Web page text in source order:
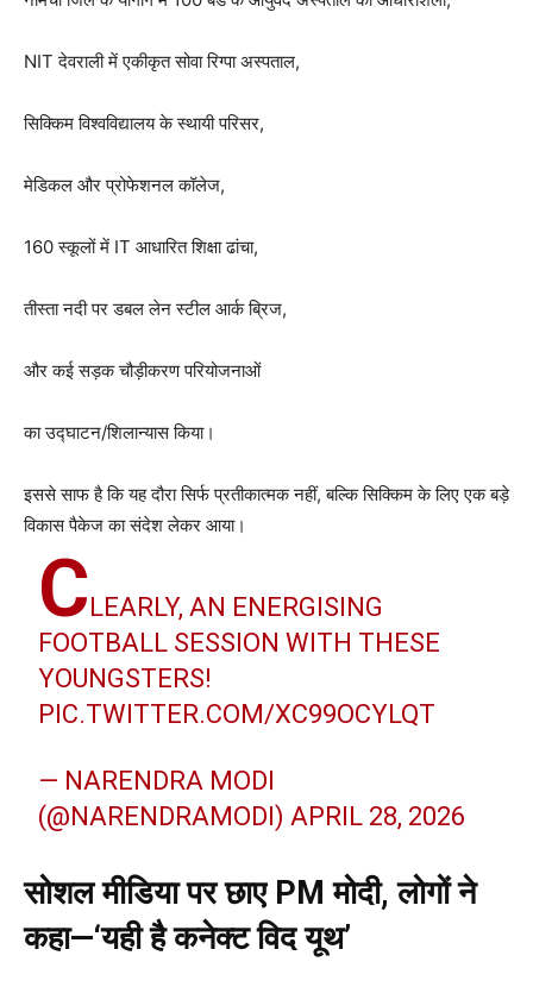
NIT देवराली में एकीकृत सोवा रिग्पा अस्पताल,
सिक्किम विश्वविद्यालय के स्थायी परिसर,
मेडिकल और प्रोफेशनल कॉलेज,
160 स्कूलों में IT आधारित शिक्षा ढांचा,
तीस्ता नदी पर डबल लेन स्टील आर्क ब्रिज,
और कई सड़क चौड़ीकरण परियोजनाओं
का उद्घाटन/शिलान्यास किया।
इससे साफ है कि यह दौरा सिर्फ प्रतीकात्मक नहीं, बल्कि सिक्किम के लिए एक बड़े
विकास पैकेज का संदेश लेकर आया।
C LEARLY, AN ENERGISING
FOOTBALL SESSION WITH THESE
YOUNGSTERS!
PIC.TWITTER.COM/XC99OCYLQT
— NARENDRA MODI
(@NARENDRAMODI)APRIL 28, 2026
सोशल मीडिया पर छाए PM मोदी, लोगों ने
कहा—‘यही है कनेक्ट विद यूथ’